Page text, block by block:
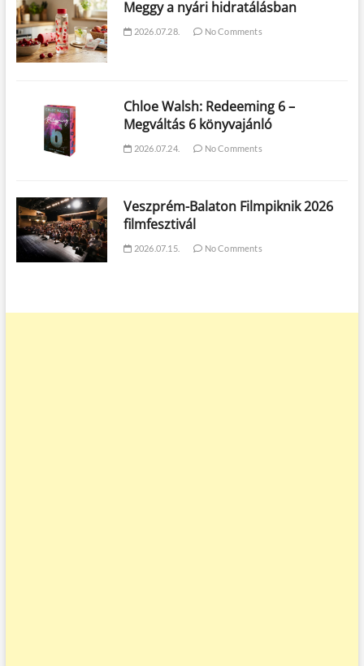
Meggy a nyári hidratálásban
2026.07.28. No Comments
Chloe Walsh: Redeeming 6 –
Megváltás 6 könyvajánló
2026.07.24. No Comments
Veszprém-Balaton Filmpiknik 2026
filmfesztivál
2026.07.15. No Comments